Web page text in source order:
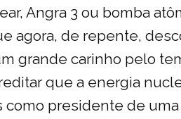
Angra 3 ou bomba
agora, de repente,
grande carinho pelo
que a energia
como presidente de